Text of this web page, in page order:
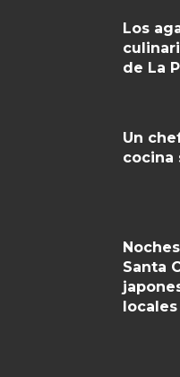
Los
de La
Un
cocina
Santa
locales